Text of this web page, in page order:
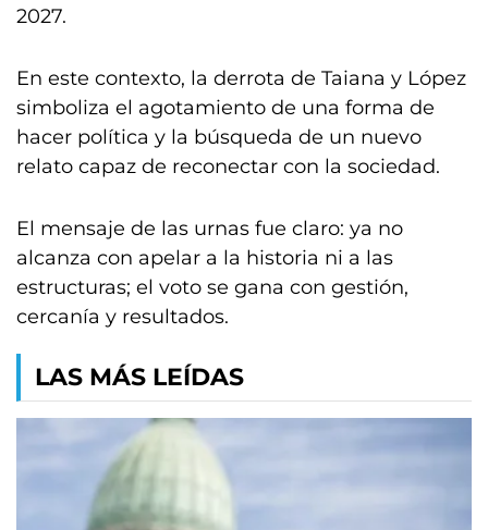
2027.
En este contexto, la derrota de Taiana y López
simboliza el agotamiento de una forma de
hacer política y la búsqueda de un nuevo
relato capaz de reconectar con la sociedad.
El mensaje de las urnas fue claro: ya no
alcanza con apelar a la historia ni a las
estructuras; el voto se gana con gestión,
cercanía y resultados.
LAS MÁS LEÍDAS